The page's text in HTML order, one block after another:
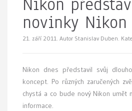
novinky Nikon
21. září 2011. Autor Stanislav Duben.
Nikon dnes představil svůj
koncept. Po různých zaručených
chystá a co bude nový Nikon umět
informace.